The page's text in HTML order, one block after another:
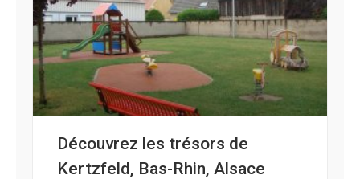
Découvrez les trésors de
Kertzfeld, Bas-Rhin, Alsace